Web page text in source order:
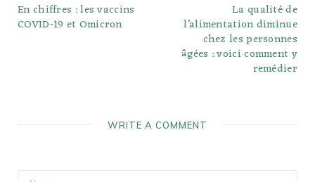
En chiffres : les vaccins
COVID-19 et Omicron
La qualité de
l’alimentation diminue
chez les personnes
âgées : voici comment y
remédier
WRITE A COMMENT